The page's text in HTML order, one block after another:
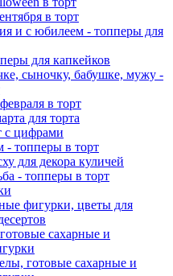
в торт
и с юбилеем - топперы для
для капкейков
сыночку, бабушке, мужу -
в торт
для торта
с цифрами
топперы в торт
для декора куличей
- топперы в торт
фигурки, цветы для
сахарные и
готовые сахарные и